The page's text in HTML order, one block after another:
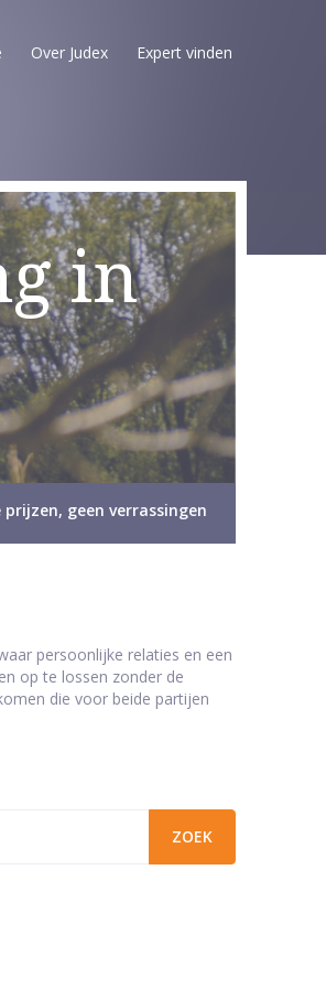
Over Judex Expert vinden
in
prijzen, geen verrassingen
persoonlijke relaties en een
op te lossen zonder de
die voor beide partijen